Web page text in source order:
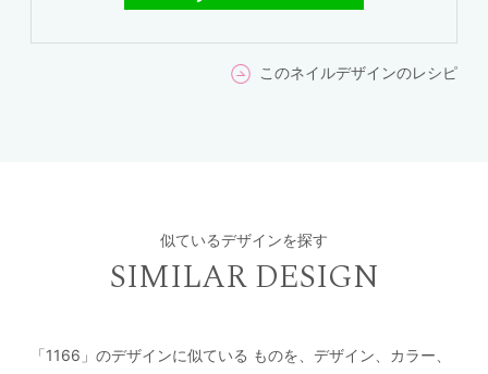
このネイルデザインのレシピ
似ているデザインを探す
SIMILAR DESIGN
「1166」のデザインに似ている ものを、デザイン、カラー、